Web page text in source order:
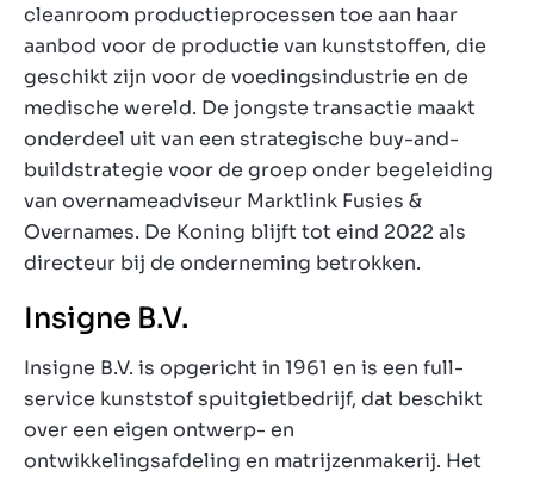
cleanroom productieprocessen toe aan haar
aanbod voor de productie van kunststoffen, die
geschikt zijn voor de voedingsindustrie en de
medische wereld. De jongste transactie maakt
onderdeel uit van een strategische buy-and-
buildstrategie voor de groep onder begeleiding
van overnameadviseur Marktlink Fusies &
Overnames. De Koning blijft tot eind 2022 als
directeur bij de onderneming betrokken.
Insigne B.V.
Insigne B.V. is opgericht in 1961 en is een full-
service kunststof spuitgietbedrijf, dat beschikt
over een eigen ontwerp- en
ontwikkelingsafdeling en matrijzenmakerij. Het